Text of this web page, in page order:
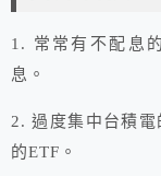
1. 常常有不配息
息。
2. 過度集中台積
的ETF。